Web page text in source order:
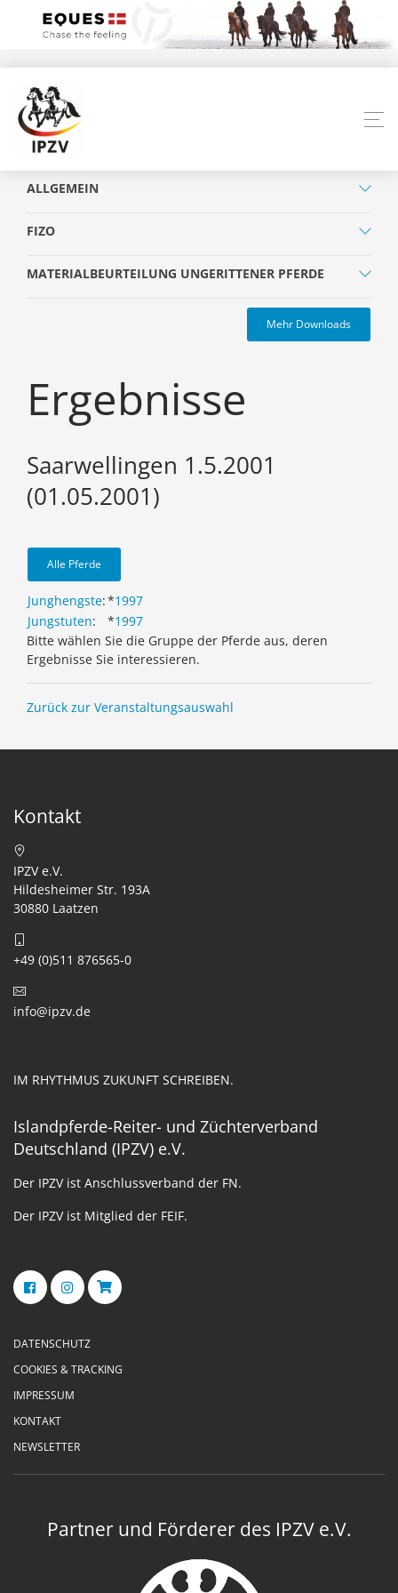
ALLGEMEIN
FIZO
MATERIALBEURTEILUNG UNGERITTENER PFERDE
Mehr Downloads
Ergebnisse
Saarwellingen 1.5.2001
(01.05.2001)
Alle Pferde
Junghengste:*1997
Jungstuten: *1997
Bitte wählen Sie die Gruppe der Pferde aus, deren
Ergebnisse Sie interessieren.
Zurück zur Veranstaltungsauswahl
Kontakt
IPZV e.V.
Hildesheimer Str. 193A
30880 Laatzen
+49 (0)511 876565-0
info@ipzv.de
IM RHYTHMUS ZUKUNFT SCHREIBEN.
Islandpferde-Reiter- und Züchterverband
Deutschland (IPZV) e.V.
Der IPZV ist Anschlussverband der FN.
Der IPZV ist Mitglied der FEIF.
DATENSCHUTZ
COOKIES & TRACKING
IMPRESSUM
KONTAKT
NEWSLETTER
Partner und Förderer des IPZV e.V.